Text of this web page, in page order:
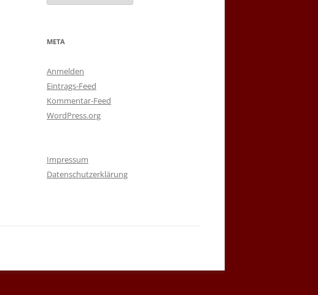
META
Anmelden
Eintrags-Feed
Kommentar-Feed
WordPress.org
Impressum
Datenschutzerklärung